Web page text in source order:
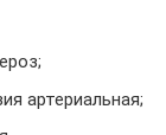
артериальная;